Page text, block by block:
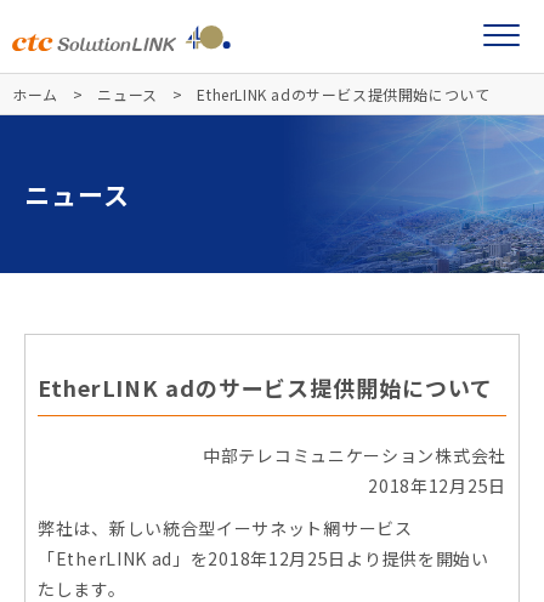
ホーム ニュース EtherLINK adのサービス提供開始について
ニュース
EtherLINK adのサービス提供開始について
中部テレコミュニケーション株式会社
2018年12月25日
弊社は、新しい統合型イーサネット網サービス
「EtherLINK ad」を2018年12月25日より提供を開始い
たします。